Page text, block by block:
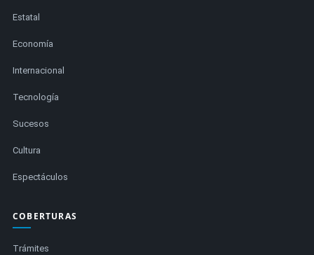
Estatal
Economía
Internacional
Tecnología
Sucesos
Cultura
Espectáculos
COBERTURAS
Trámites